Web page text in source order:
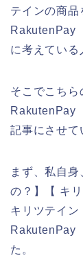
テインの商品
RakutenPay
に考えている
そこでこち
RakutenPay
記事にさせて
まず、私自
の？】【 キ
キリツテイ
RakutenPay
た。